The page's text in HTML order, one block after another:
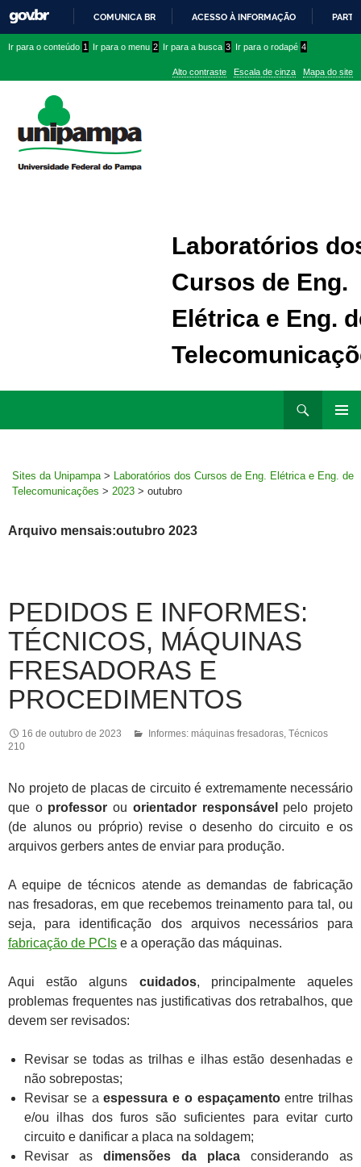
PARA
CONTEÚDO
COMUNICA BR ACESSO À INFORMAÇÃO
conteúdo
menu
superior
menu
Ir para o conteúdo 1 Ir para o menu 2 Ir para a busca 3 Ir para o rodapé 4
Alto contraste Escala de cinza Mapa do site
Laboratórios
Cursos de Eng.
Elétrica e Eng.
Sites da Unipampa > Laboratórios dos Cursos de Eng. Elétrica e Eng. de
Telecomunicações > 2023 > outubro
Arquivo mensais:outubro 2023
PEDIDOS E INFORMES:
TÉCNICOS, MÁQUINAS
FRESADORAS E
PROCEDIMENTOS
16 de outubro de 2023 Informes: máquinas fresadoras Técnicos
210
No projeto de placas de circuito é extremamente necessário
que o professor ou orientador responsável
pelo projeto
(de alunos ou próprio) revise o desenho do circuito e os
arquivos gerbers antes de enviar para produção.
A equipe de técnicos atende as demandas de fabricação
nas fresadoras, em que recebemos treinamento para tal, ou
seja, para identificação dos arquivos necessários para
fabricação de PCIs e a operação das máquinas.
Aqui estão alguns cuidados, principalmente aqueles
problemas frequentes nas justificativas dos retrabalhos, que
devem ser revisados:
Revisar se todas as trilhas e ilhas estão desenhadas e
não sobrepostas;
Revisar se aespessura e o espaçamentoentre trilhas
e/ou ilhas dos furos são suficientes para evitar curto
circuito e danificar a placa na soldagem;
Revisar as dimensões da placa considerando as